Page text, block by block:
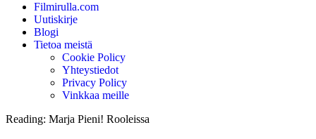
Filmirulla.com
Uutiskirje
Blogi
Tietoa meistä
Cookie Policy
Yhteystiedot
Privacy Policy
Vinkkaa meille
Reading: Marja Pieni! Rooleissa